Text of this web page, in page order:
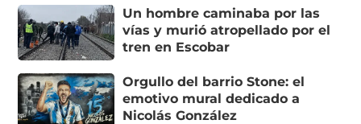
Un hombre caminaba por las
vías y murió atropellado por el
tren en Escobar
Orgullo del barrio Stone: el
emotivo mural dedicado a
Nicolás González